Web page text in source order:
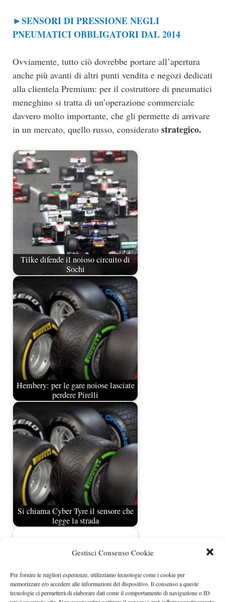
Gestisci Consenso Cookie
Per fornire le migliori esperienze, utilizziamo tecnologie come i cookie per
memorizzare e/o accedere alle informazioni del dispositivo. Il consenso a queste
tecnologie ci permetterà di elaborare dati come il comportamento di navigazione o ID
►SENSORI DI PRESSIONE NEGLI
PNEUMATICI OBBLIGATORI DAL 2014
Ovviamente, tutto ciò dovrebbe portare all’apertura
anche più avanti di altri punti vendita e negozi dedicati
alla clientela Premium: per il costruttore di pneumatici
meneghino si tratta di un’operazione commerciale
davvero molto importante, che gli permette di arrivare
in un mercato, quello russo, considerato strategico.
Tilke difende il noioso circuito di
Sochi
Hembery: per le gare noiose lasciate
perdere Pirelli
Si chiama Cyber Tyre il sensore che
legge la strada